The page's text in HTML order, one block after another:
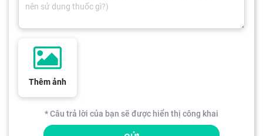
Thêm ảnh
* Câu trả lời của bạn sẽ được hiển thị công khai